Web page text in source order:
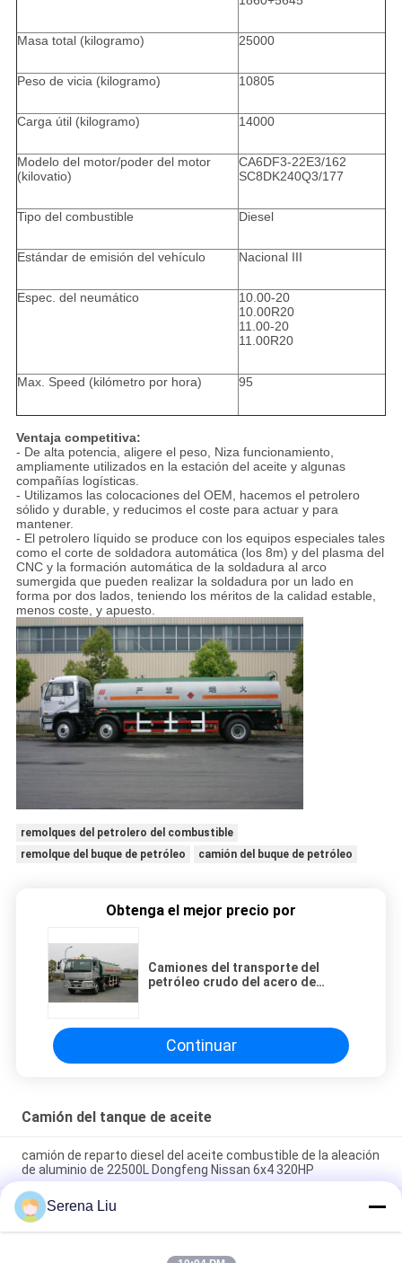
Masa total (kilogramo) 25000
Peso de vicia (kilogramo) 10805
Carga útil (kilogramo) 14000
Modelo del motor/poder del motor
(kilovatio)
CA6DF3-22E3/162
SC8DK240Q3/177
Tipo del combustible Diesel
Estándar de emisión del vehículo Nacional III
Espec. del neumático
10.00-20
10.00R20
11.00-20
11.00R20
Max. Speed (kilómetro por hora) 95
Ventaja competitiva:
- De alta potencia, aligere el peso, Niza funcionamiento,
ampliamente utilizados en la estación del aceite y algunas
compañías logísticas.
- Utilizamos las colocaciones del OEM, hacemos el petrolero
sólido y durable, y reducimos el coste para actuar y para
mantener.
- El petrolero líquido se produce con los equipos especiales tales
como el corte de soldadora automática (los 8m) y del plasma del
CNC y la formación automática de la soldadura al arco
sumergida que pueden realizar la soldadura por un lado en
forma por dos lados, teniendo los méritos de la calidad estable,
menos coste, y apuesto.
remolques del petrolero del combustible
remolque del buque de petróleo
camión del buque de petróleo
Obtenga el mejor precio por
Camiones del transporte del
petróleo crudo del acero de
220HP
Continuar
Camión del tanque de aceite
camión de reparto diesel del aceite combustible de la aleación
de aluminio de 22500L Dongfeng Nissan 6x4 320HP
5.944 camión del tanque de aceite de la aleación de aluminio
del galón 320HP de los E.E.U.U. con el chasis del diesel de 6x4
DongFeng Nissan
Serena Liu